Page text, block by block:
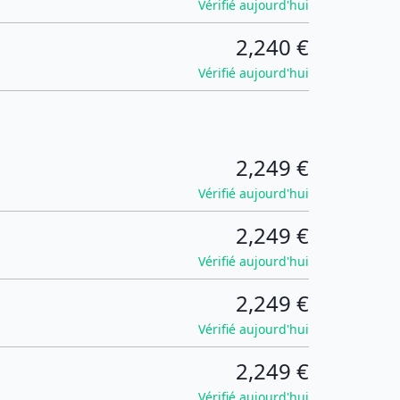
Vérifié aujourd'hui
2,240 €
Vérifié aujourd'hui
2,249 €
Vérifié aujourd'hui
2,249 €
Vérifié aujourd'hui
2,249 €
Vérifié aujourd'hui
2,249 €